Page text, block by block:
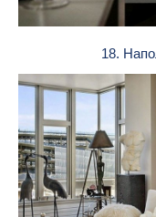
18.